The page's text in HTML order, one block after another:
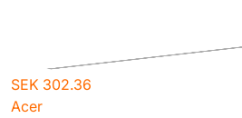
SEK 302.36
Acer